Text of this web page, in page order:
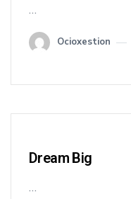
…
Ocioxestion
Dream Big
…